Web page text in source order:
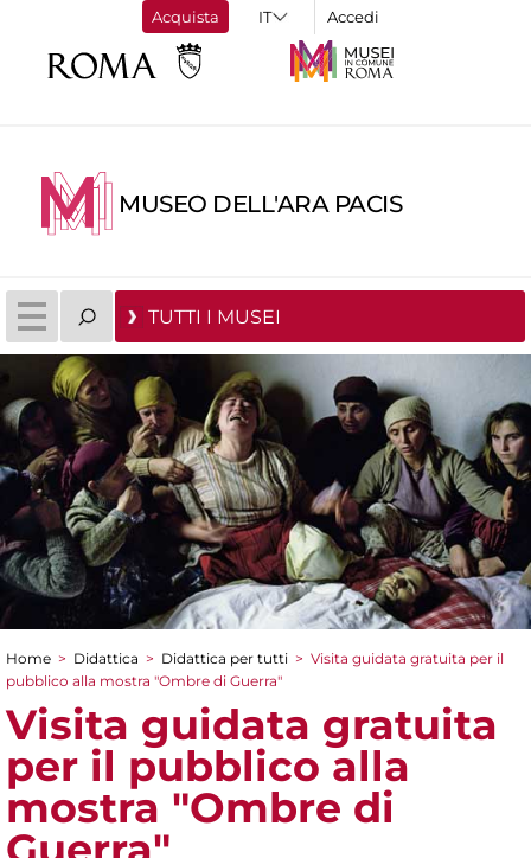
Acquista Accedi
MUSEO DELL'ARA PACIS
TUTTI I MUSEI
Tu sei qui
Home > Didattica > Didattica per tutti > Visita guidata gratuita per il
pubblico alla mostra "Ombre di Guerra"
Visita guidata gratuita
per il pubblico alla
mostra "Ombre di